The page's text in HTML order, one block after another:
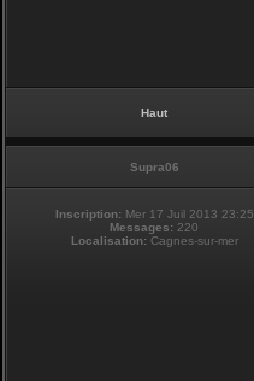
Haut
Supra06
Inscription: Mer 17 Juil 2013 23:25
Messages: 220
Localisation:Cagnes-sur-mer